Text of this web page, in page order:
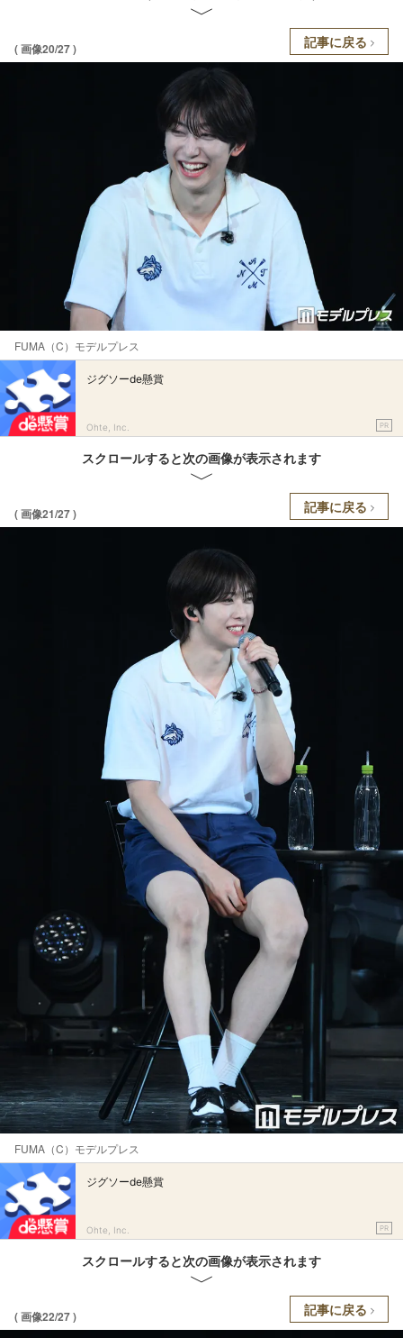
( 画像20/27 ) 記事に戻る
FUMA（C）モデルプレス
ジグソーde懸賞
Ohte, Inc. PR
スクロールすると次の画像が表示されます
( 画像21/27 ) 記事に戻る
FUMA（C）モデルプレス
ジグソーde懸賞
Ohte, Inc. PR
スクロールすると次の画像が表示されます
( 画像22/27 ) 記事に戻る